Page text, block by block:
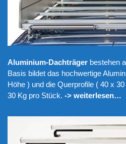
Aluminium-Dachträger bestehen
Basis bildet das hochwertige
Höhe ) und die Querprofile ( 40 x
30 Kg pro Stück. -> weiterlesen…